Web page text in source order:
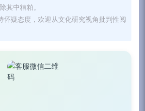
其中糟粕。
怀疑态度，欢迎从文化研究视角批判性阅